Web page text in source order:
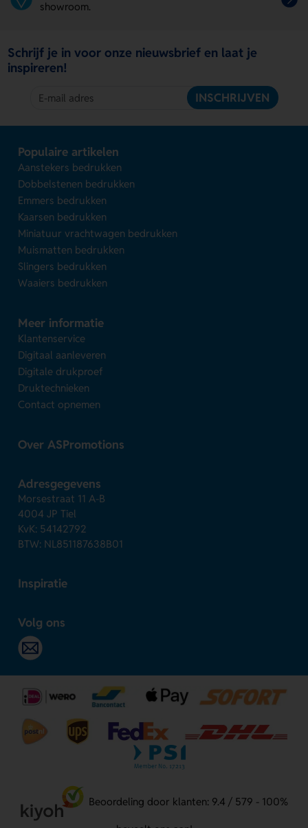
showroom.
Schrijf je in voor onze nieuwsbrief en laat je
inspireren!
INSCHRIJVEN
Populaire artikelen
Aanstekers bedrukken
Dobbelstenen bedrukken
Emmers bedrukken
Kaarsen bedrukken
Miniatuur vrachtwagen bedrukken
Muismatten bedrukken
Slingers bedrukken
Waaiers bedrukken
Meer informatie
Klantenservice
Digitaal aanleveren
Digitale drukproef
Druktechnieken
Contact opnemen
Over ASPromotions
Adresgegevens
Morsestraat 11 A-B
4004 JP Tiel
KvK: 54142792
BTW: NL851187638B01
Inspiratie
Volg ons
Beoordeling door klanten: 9.4 / 579 - 100%